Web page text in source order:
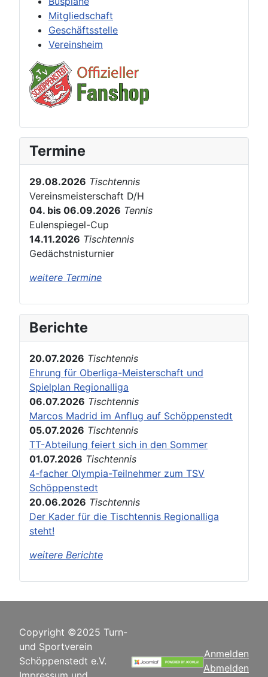
Mitgliedschaft
Geschäftsstelle
Vereinsheim
Termine
29.08.2026 Tischtennis
Vereinsmeisterschaft D/H
04. bis 06.09.2026 Tennis
Eulenspiegel-Cup
14.11.2026 Tischtennis
Gedächstnisturnier
weitere Termine
Berichte
20.07.2026 Tischtennis
Ehrung für Oberliga-Meisterschaft und
Spielplan Regionalliga
06.07.2026 Tischtennis
Marcos Madrid im Anflug auf Schöppenstedt
05.07.2026 Tischtennis
TT-Abteilung feiert sich in den Sommer
01.07.2026 Tischtennis
4-facher Olympia-Teilnehmer zum TSV
Schöppenstedt
20.06.2026 Tischtennis
Der Kader für die Tischtennis Regionalliga
steht!
weitere Berichte
Copyright ©2025 Turn-
und Sportverein
Schöppenstedt e.V.
Anmelden
Abmelden